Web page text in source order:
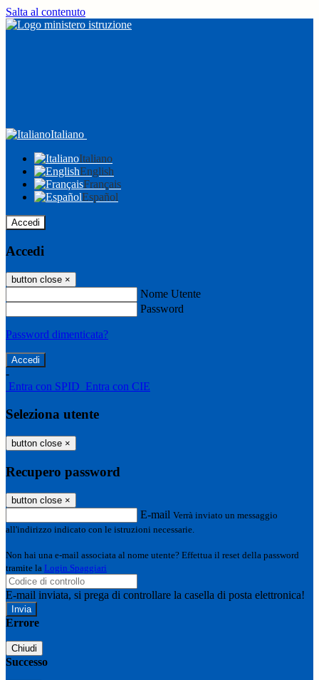
Salta al contenuto
Italiano
Italiano
English
Français
Español
Accedi
Accedi
button close ×
Nome Utente
Password
Password dimenticata?
-
Entra con SPID Entra con CIE
Seleziona utente
button close ×
Recupero password
button close ×
E-mail Verrà inviato un messaggio
all'indirizzo indicato con le istruzioni necessarie.
Non hai una e-mail associata al nome utente? Effettua il reset della password
tramite la Login Spaggiari
E-mail inviata, si prega di controllare la casella di posta elettronica!
Errore
Chiudi
Successo